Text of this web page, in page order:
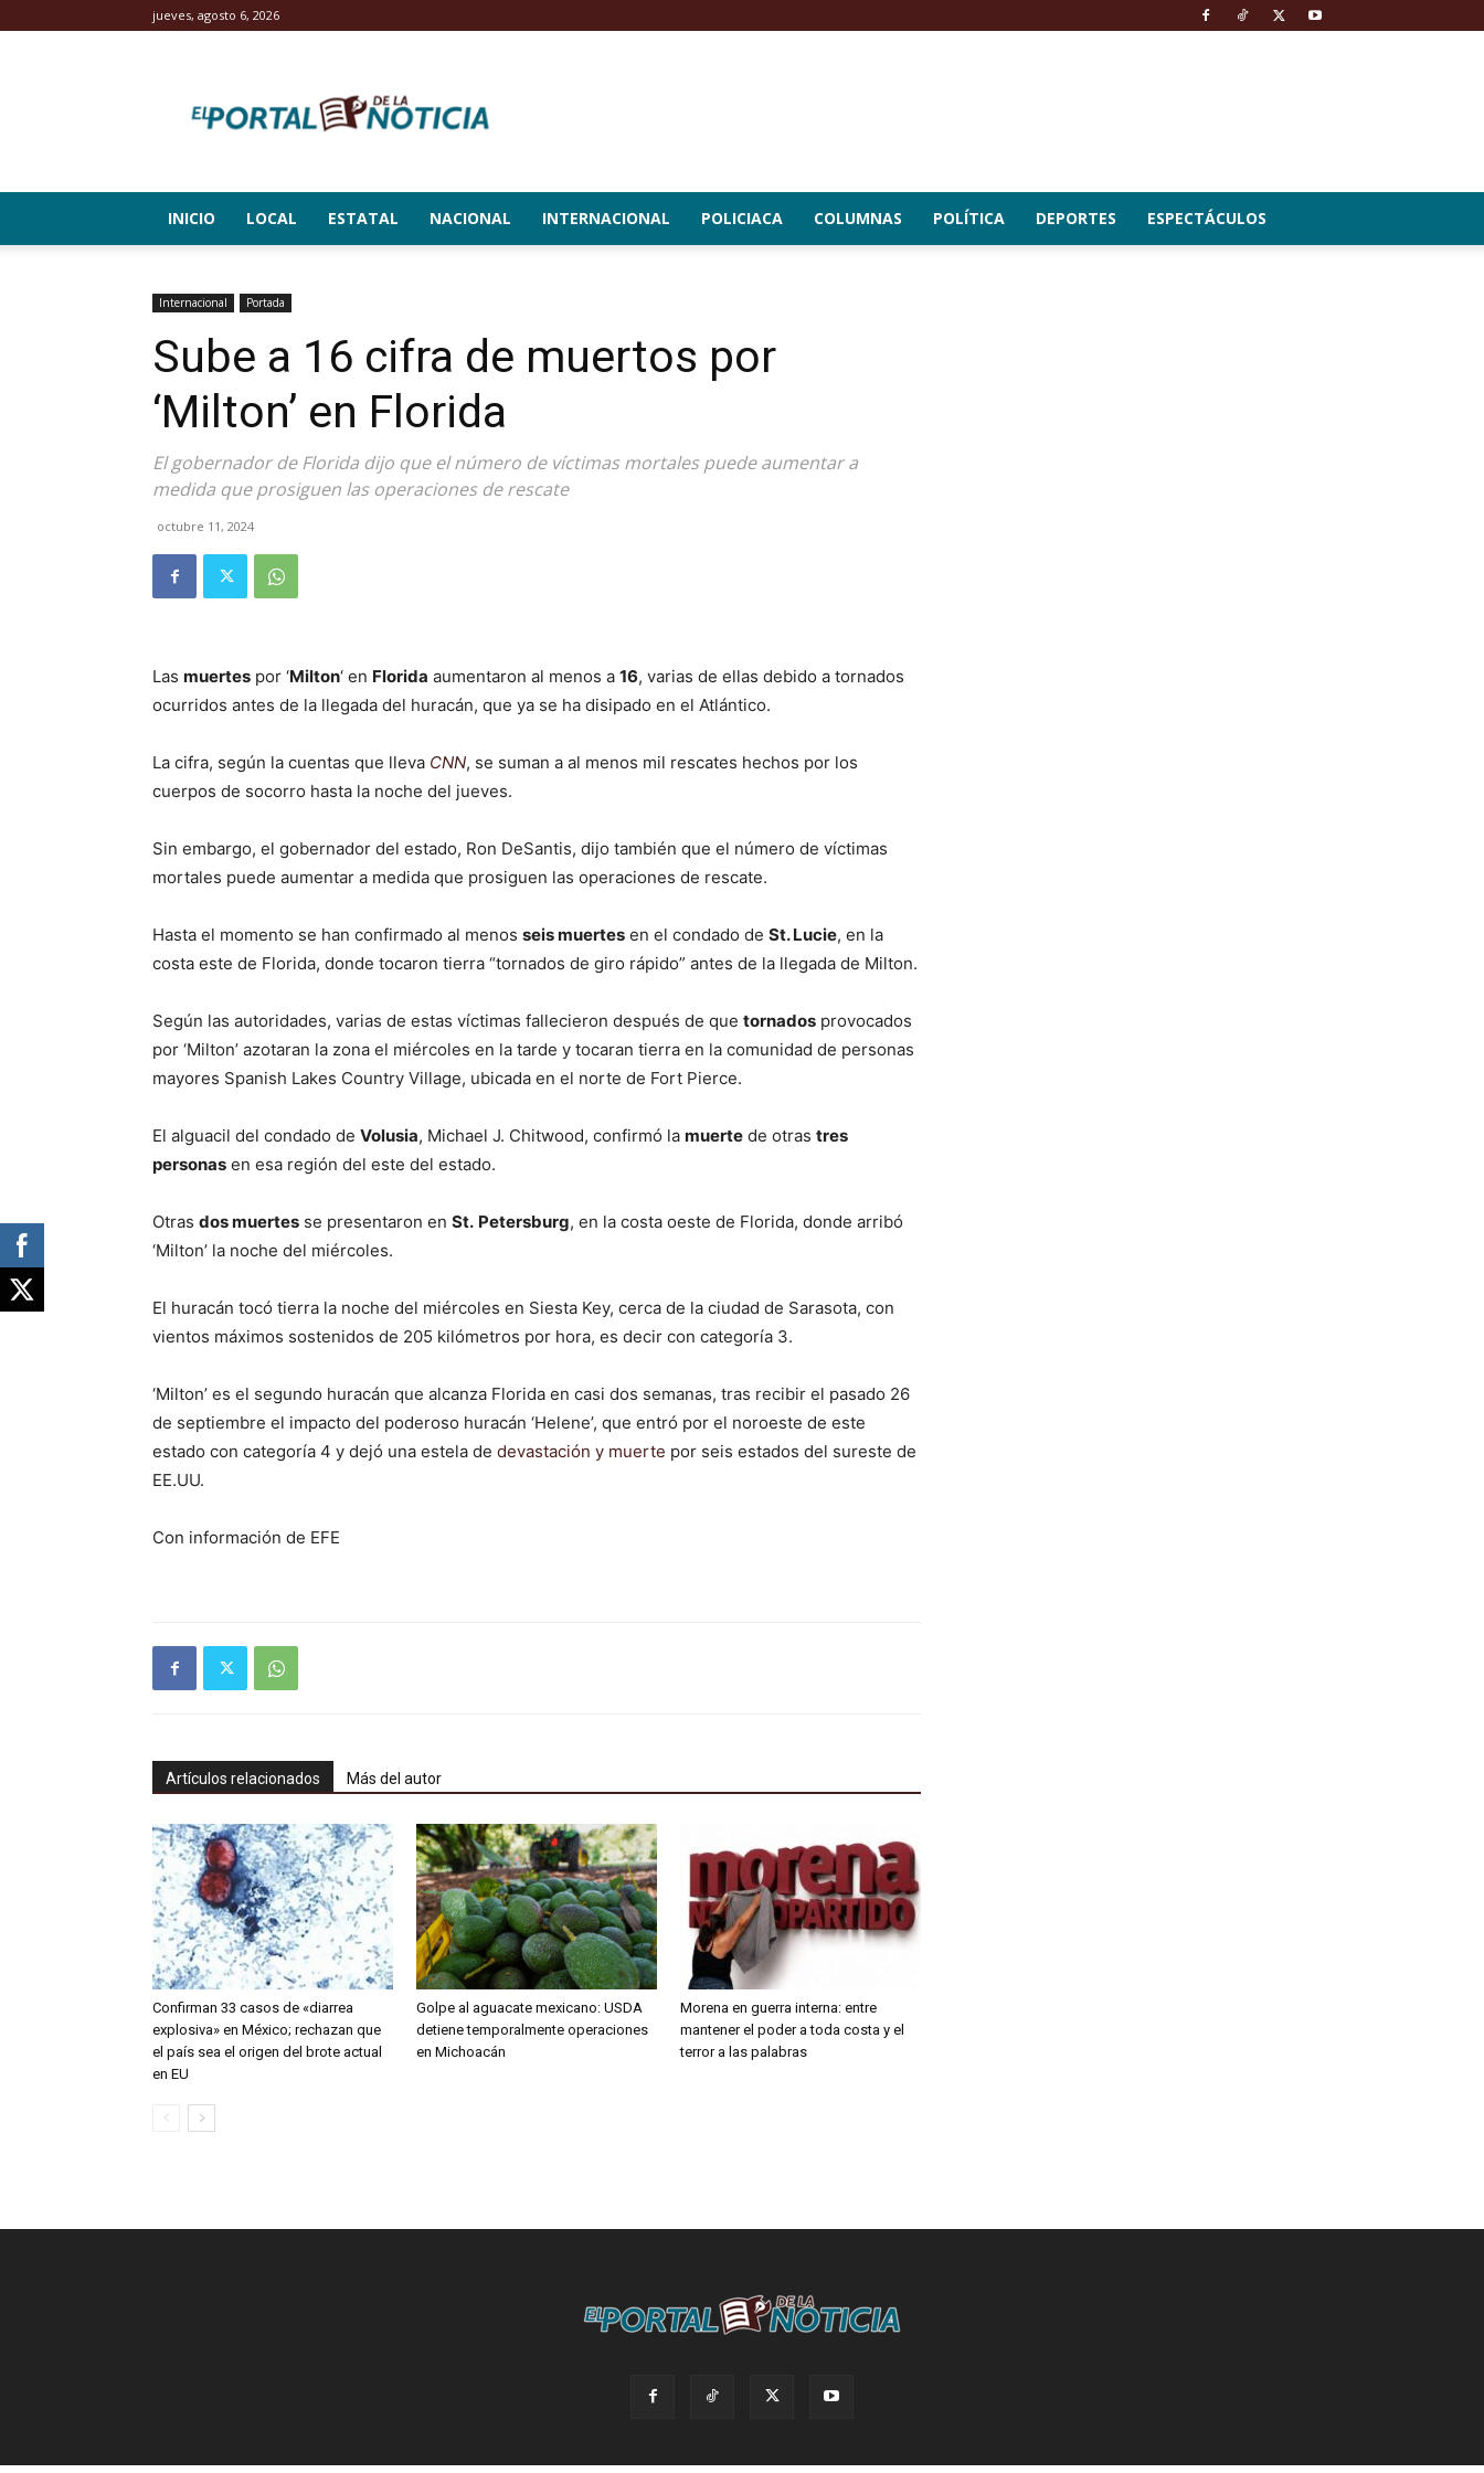
jueves, agosto 6, 2026
Portal
de
INICIO LOCAL ESTATAL NACIONAL INTERNACIONAL POLICIACA COLUMNAS POLÍTICA DEPORTES ESPECTÁCULOS
Internacional Portada
Sube a 16 cifra de muertos por
‘Milton’ en Florida
El gobernador de Florida dijo que el número de víctimas mortales puede aumentar a
medida que prosiguen las operaciones de rescate
octubre 11, 2024
Las muertes por ‘Milton‘ en Florida aumentaron al menos a 16, varias de ellas debido a tornados
ocurridos antes de la llegada del huracán, que ya se ha disipado en el Atlántico.
La cifra, según la cuentas que lleva CNN, se suman a al menos mil rescates hechos por los
cuerpos de socorro hasta la noche del jueves.
Sin embargo, el gobernador del estado, Ron DeSantis, dijo también que el número de víctimas
mortales puede aumentar a medida que prosiguen las operaciones de rescate.
Hasta el momento se han confirmado al menos seis muertes en el condado de St. Lucie, en la
costa este de Florida, donde tocaron tierra “tornados de giro rápido” antes de la llegada de Milton.
Según las autoridades, varias de estas víctimas fallecieron después de que tornados provocados
por ‘Milton’ azotaran la zona el miércoles en la tarde y tocaran tierra en la comunidad de personas
mayores Spanish Lakes Country Village, ubicada en el norte de Fort Pierce.
El alguacil del condado de Volusia, Michael J. Chitwood, confirmó la muerte de otras tres
personas en esa región del este del estado.
Otras dos muertes se presentaron en St. Petersburg, en la costa oeste de Florida, donde arribó
‘Milton’ la noche del miércoles.
El huracán tocó tierra la noche del miércoles en Siesta Key, cerca de la ciudad de Sarasota, con
vientos máximos sostenidos de 205 kilómetros por hora, es decir con categoría 3.
‘Milton’ es el segundo huracán que alcanza Florida en casi dos semanas, tras recibir el pasado 26
de septiembre el impacto del poderoso huracán ‘Helene’, que entró por el noroeste de este
estado con categoría 4 y dejó una estela de devastación y muerte por seis estados del sureste de
EE.UU.
Con información de EFE
Artículos relacionados Más del autor
Confirman 33 casos de «diarrea
explosiva» en México; rechazan que
el país sea el origen del brote actual
en EU
Golpe al aguacate mexicano: USDA
detiene temporalmente operaciones
en Michoacán
Morena en guerra interna: entre
mantener el poder a toda costa y el
terror a las palabras